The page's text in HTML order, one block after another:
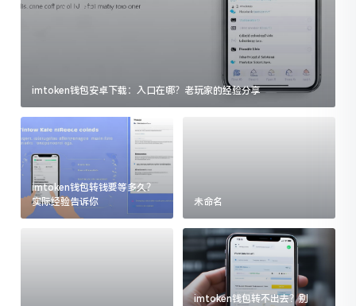
imtoken钱包安卓下载：入口在哪？老玩家的经验分享
imtoken钱包转钱要等多久？
实际经验告诉你
未命名
imtoken钱包转不出去？别